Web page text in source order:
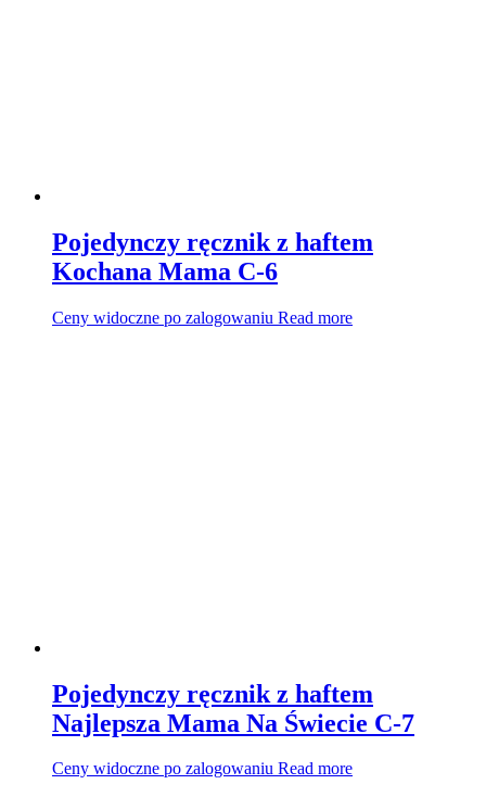
Pojedynczy ręcznik z haftem
Kochana Mama C-6
Ceny widoczne po zalogowaniu Read more
Pojedynczy ręcznik z haftem
Najlepsza Mama Na Świecie C-7
Ceny widoczne po zalogowaniu Read more